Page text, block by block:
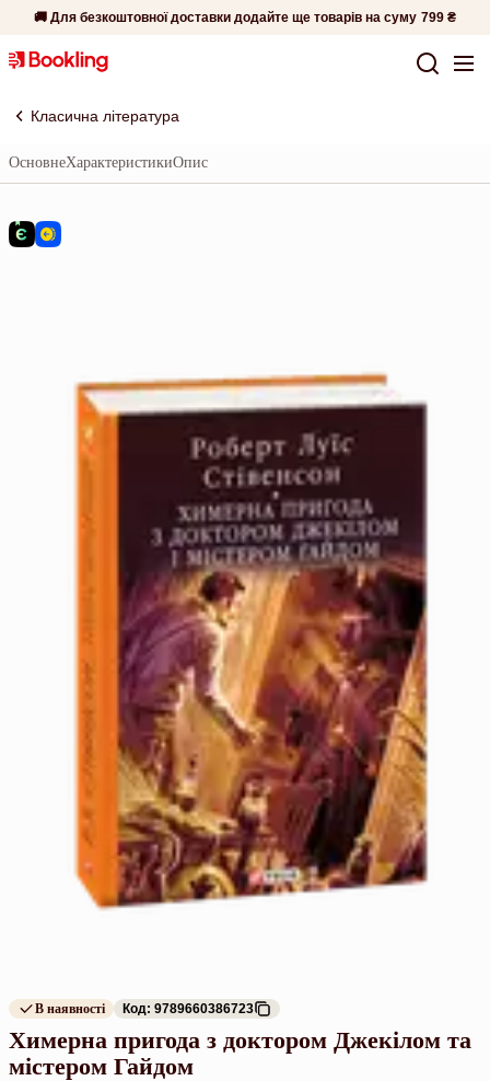
🚚 Для безкоштовної доставки додайте ще товарів на суму 799 ₴
Класична література
ОсновнеХарактеристикиОпис
В наявності Код: 9789660386723
Химерна пригода з доктором Джекілом та
містером Гайдом